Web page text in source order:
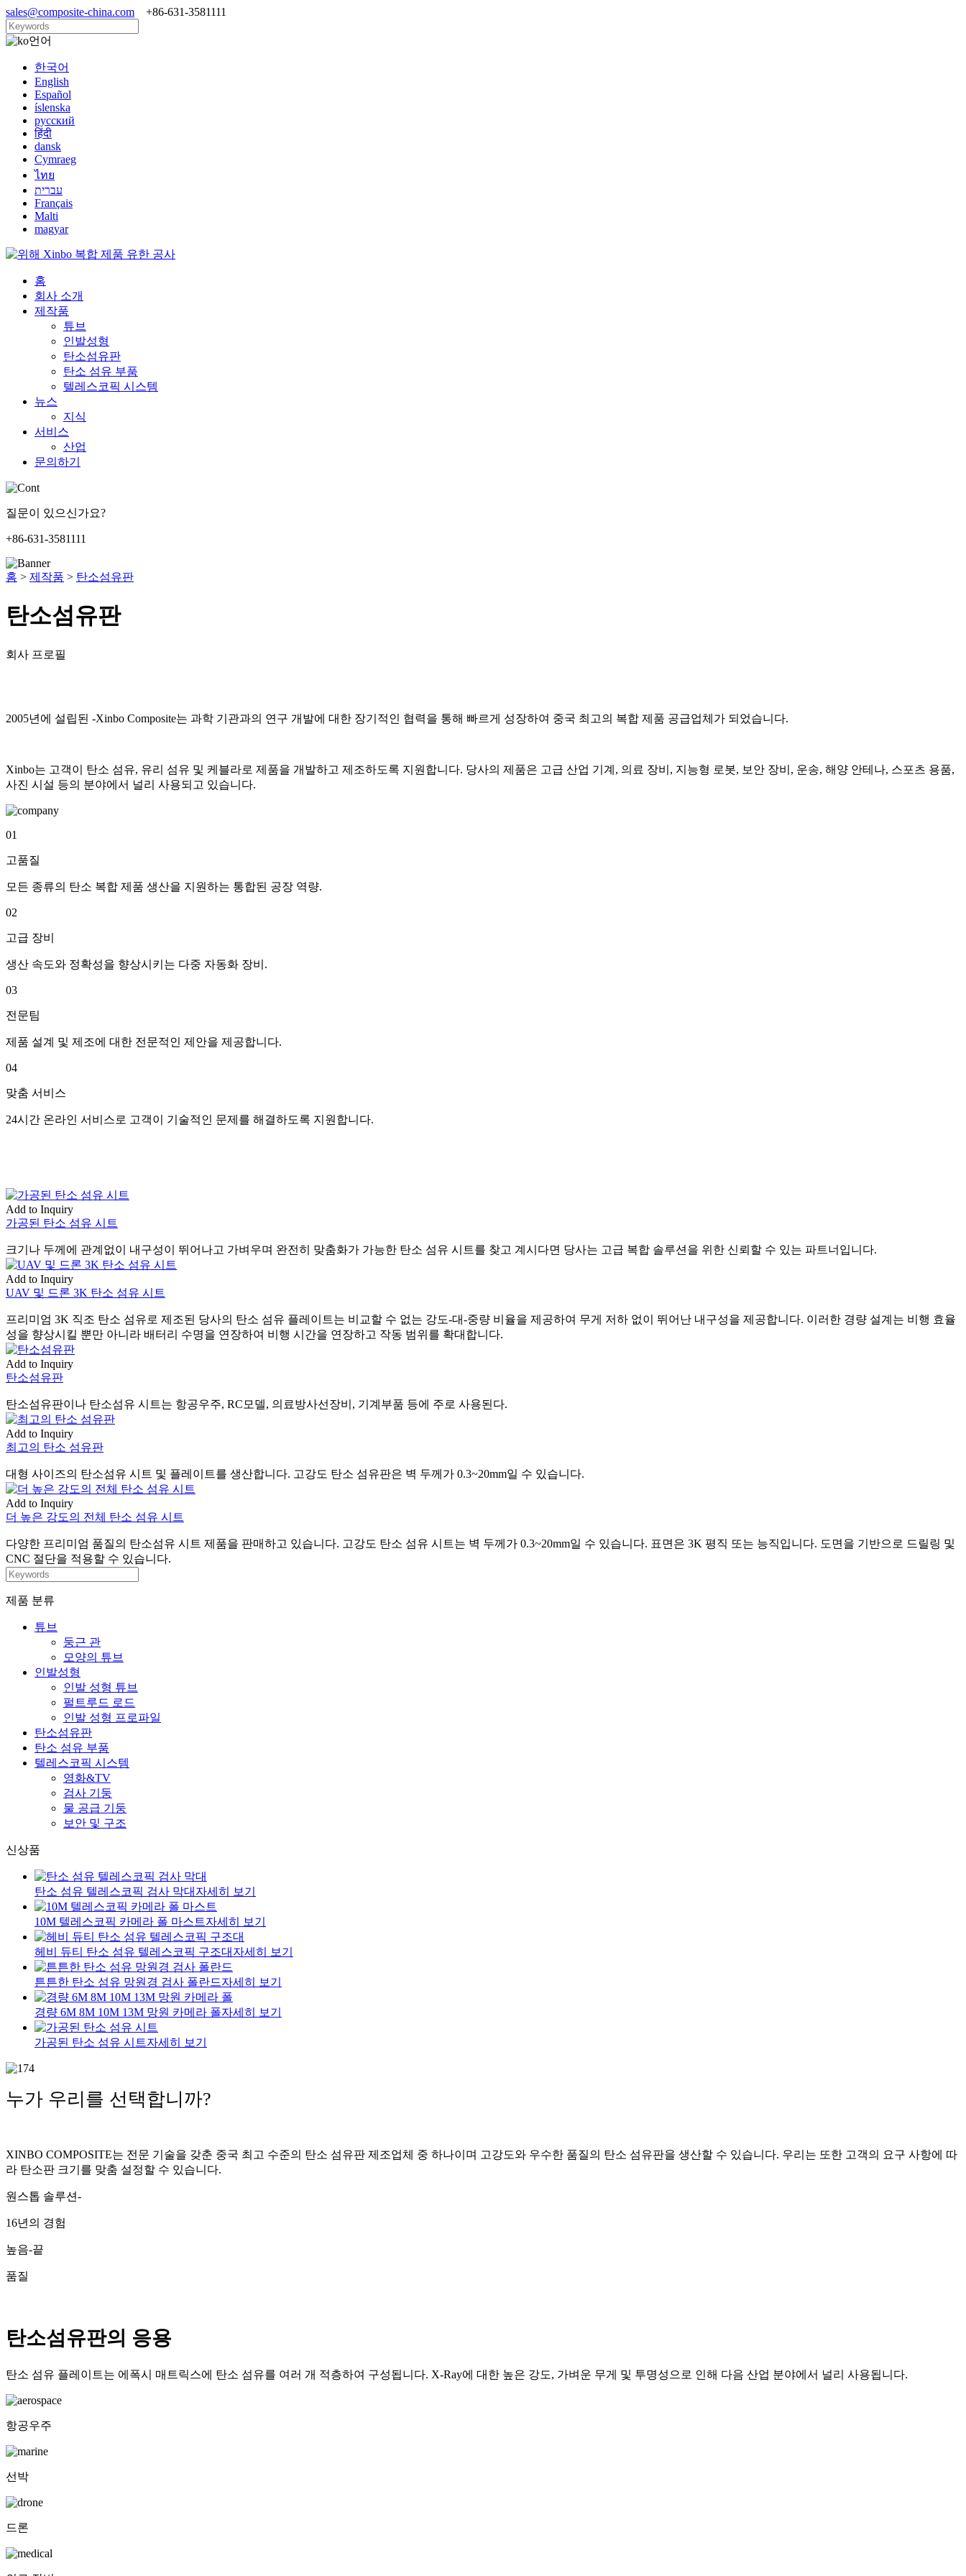
sales@composite-china.com +86-631-3581111
언어
한국어
English
Español
íslenska
русский
हिंदी
dansk
Cymraeg
ไทย
עברית
Français
Malti
magyar
홈
회사 소개
제작품
튜브
인발성형
탄소섬유판
탄소 섬유 부품
텔레스코픽 시스템
뉴스
지식
서비스
산업
문의하기
질문이 있으신가요?
+86-631-3581111
홈 > 제작품 > 탄소섬유판
탄소섬유판
회사 프로필
2005년에 설립된 -Xinbo Composite는 과학 기관과의 연구 개발에 대한 장기적인 협력을 통해 빠르게 성장하여 중국 최고의 복합 제품 공급업체가 되었습니다.
Xinbo는 고객이 탄소 섬유, 유리 섬유 및 케블라로 제품을 개발하고 제조하도록 지원합니다. 당사의 제품은 고급 산업 기계, 의료 장비, 지능형 로봇, 보안 장비, 운송, 해양 안테나, 스포츠 용품,
사진 시설 등의 분야에서 널리 사용되고 있습니다.
01
고품질
모든 종류의 탄소 복합 제품 생산을 지원하는 통합된 공장 역량.
02
고급 장비
생산 속도와 정확성을 향상시키는 다중 자동화 장비.
03
전문팀
제품 설계 및 제조에 대한 전문적인 제안을 제공합니다.
04
맞춤 서비스
24시간 온라인 서비스로 고객이 기술적인 문제를 해결하도록 지원합니다.
Add to Inquiry
가공된 탄소 섬유 시트
크기나 두께에 관계없이 내구성이 뛰어나고 가벼우며 완전히 맞춤화가 가능한 탄소 섬유 시트를 찾고 계시다면 당사는 고급 복합 솔루션을 위한 신뢰할 수 있는 파트너입니다.
Add to Inquiry
UAV 및 드론 3K 탄소 섬유 시트
프리미엄 3K 직조 탄소 섬유로 제조된 당사의 탄소 섬유 플레이트는 비교할 수 없는 강도-대-중량 비율을 제공하여 무게 저하 없이 뛰어난 내구성을 제공합니다. 이러한 경량 설계는 비행 효율
성을 향상시킬 뿐만 아니라 배터리 수명을 연장하여 비행 시간을 연장하고 작동 범위를 확대합니다.
Add to Inquiry
탄소섬유판
탄소섬유판이나 탄소섬유 시트는 항공우주, RC모델, 의료방사선장비, 기계부품 등에 주로 사용된다.
Add to Inquiry
최고의 탄소 섬유판
대형 사이즈의 탄소섬유 시트 및 플레이트를 생산합니다. 고강도 탄소 섬유판은 벽 두께가 0.3~20mm일 수 있습니다.
Add to Inquiry
더 높은 강도의 전체 탄소 섬유 시트
다양한 프리미엄 품질의 탄소섬유 시트 제품을 판매하고 있습니다. 고강도 탄소 섬유 시트는 벽 두께가 0.3~20mm일 수 있습니다. 표면은 3K 평직 또는 능직입니다. 도면을 기반으로 드릴링 및
CNC 절단을 적용할 수 있습니다.
제품 분류
튜브
둥근 관
모양의 튜브
인발성형
인발 성형 튜브
펄트루드 로드
인발 성형 프로파일
탄소섬유판
탄소 섬유 부품
텔레스코픽 시스템
영화&TV
검사 기둥
물 공급 기둥
보안 및 구조
신상품
탄소 섬유 텔레스코픽 검사 막대 자세히 보기
10M 텔레스코픽 카메라 폴 마스트자세히 보기
헤비 듀티 탄소 섬유 텔레스코픽 구조대 자세히 보기
튼튼한 탄소 섬유 망원경 검사 폴란드자세히 보기
경량 6M 8M 10M 13M 망원 카메라 폴자세히 보기
가공된 탄소 섬유 시트자세히 보기
누가 우리를 선택합니까?
XINBO COMPOSITE는 전문 기술을 갖춘 중국 최고 수준의 탄소 섬유판 제조업체 중 하나이며 고강도와 우수한 품질의 탄소 섬유판을 생산할 수 있습니다. 우리는 또한 고객의 요구 사항에 따
라 탄소판 크기를 맞춤 설정할 수 있습니다.
원스톱 솔루션-
16년의 경험
높음-끝
품질
탄소섬유판의 응용
탄소 섬유 플레이트는 에폭시 매트릭스에 탄소 섬유를 여러 개 적층하여 구성됩니다. X-Ray에 대한 높은 강도, 가벼운 무게 및 투명성으로 인해 다음 산업 분야에서 널리 사용됩니다.
항공우주
선박
드론